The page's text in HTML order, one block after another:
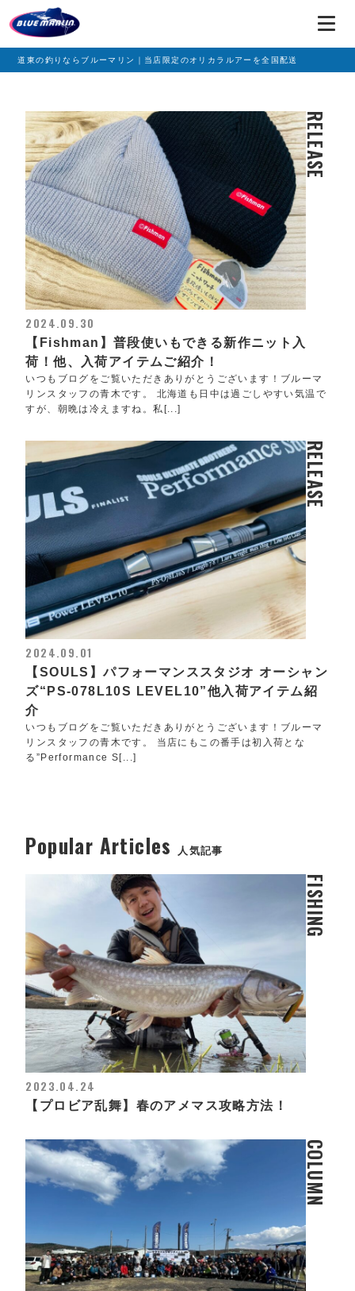
道東の釣りならブルーマリン｜当店限定のオリカラルアーを全国配送
RELEASE
2024.09.30
【Fishman】普段使いもできる新作ニット入
荷！他、入荷アイテムご紹介！
いつもブログをご覧いただきありがとうございます！ブルーマ
リンスタッフの青木です。 北海道も日中は過ごしやすい気温で
すが、朝晩は冷えますね。私[...]
RELEASE
2024.09.01
【SOULS】パフォーマンススタジオ オーシャン
ズ“PS-078L10S LEVEL10”他入荷アイテム紹
介
いつもブログをご覧いただきありがとうございます！ブルーマ
リンスタッフの青木です。 当店にもこの番手は初入荷とな
る”Performance S[...]
Popular Articles 人気記事
FISHING
2023.04.24
【プロビア乱舞】春のアメマス攻略方法！
COLUMN